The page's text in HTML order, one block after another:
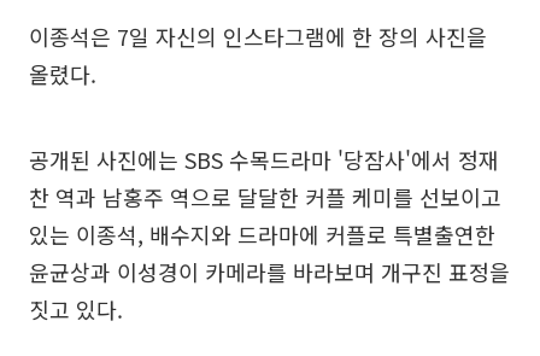
이종석은 7일 자신의 인스타그램에 한 장의 사진을
올렸다.
공개된 사진에는 SBS 수목드라마 '당잠사'에서 정재
찬 역과 남홍주 역으로 달달한 커플 케미를 선보이고
있는 이종석, 배수지와 드라마에 커플로 특별출연한
윤균상과 이성경이 카메라를 바라보며 개구진 표정을
짓고 있다.